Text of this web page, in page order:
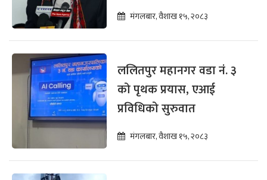
मंगलबार, वैशाख १५, २०८३
ललितपुर महानगर वडा नं. ३
को पृथक प्रयास, एआई
प्रविधिको सुरुवात
मंगलबार, वैशाख १५, २०८३